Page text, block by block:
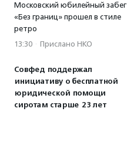
Московский юбилейный забег
«Без границ» прошел в стиле
ретро
13:30 · Прислано НКО
Совфед поддержал
инициативу о бесплатной
юридической помощи
сиротам старше 23 лет